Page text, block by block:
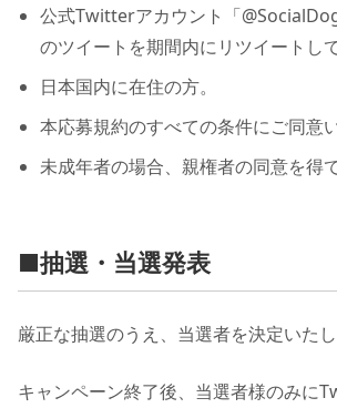
公式Twitterアカウント「
のツイートを期間内にリツイートし
日本国内に在住の方。
本応募規約のすべての条件にご同意
未成年者の場合、親権者の同意を得
■抽選・当選発表
厳正な抽選のうえ、当選者を決定いたし
キャンペーン終了後、当選者様のみに